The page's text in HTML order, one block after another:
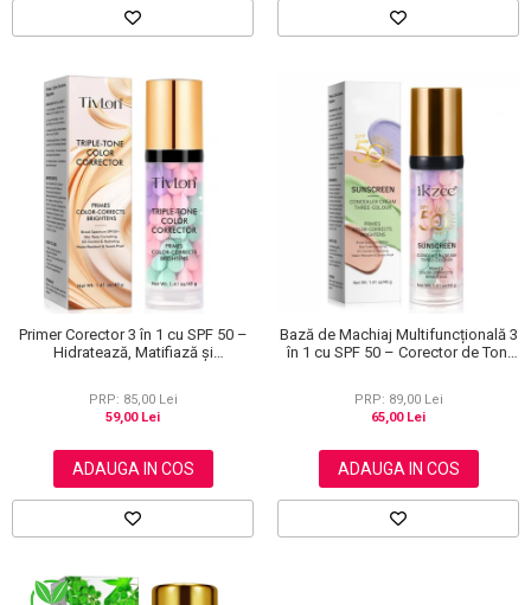
Primer Corector 3 în 1 cu SPF 50 –
Hidratează, Matifiază și
PRP: 85,00 Lei
59,00 Lei
ADAUGA IN COS
Bază de Machiaj Multifuncțională 3
în 1 cu SPF 50 – Corector de Ton,
PRP: 89,00 Lei
65,00 Lei
ADAUGA IN COS